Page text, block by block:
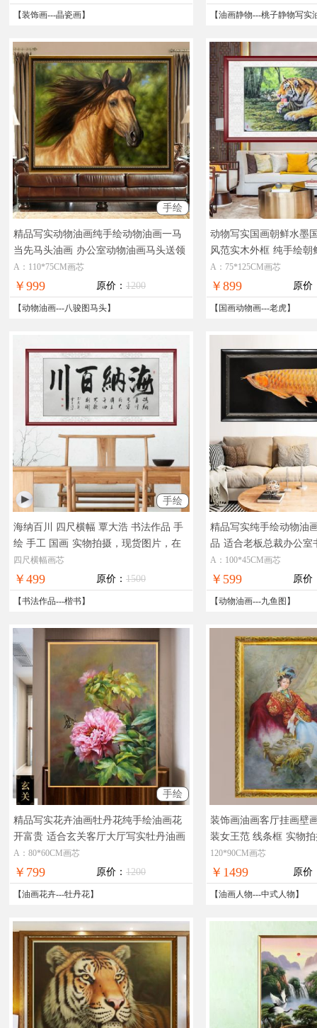
【装饰画---晶瓷画】 【油画静物---桃子静物写实
手绘
精品写实动物油画纯手绘动物油画一马
当先马头油画 办公室动物油画马头送领
导
A：110*75CM画芯
￥999 原价： 1200
【动物油画---八骏图马头】
动物写实国画朝鲜水墨
风范实木外框 纯手绘朝
图
A：75*125CM画芯
￥899 原价
【 国画动物画---老虎】
手绘
海纳百川 四尺横幅 覃大浩 书法作品 手
绘 手工 国画 实物拍摄，现货图片，在
线支付，全国免邮
四尺横幅画芯
￥499 原价： 1500
【书法作品---楷书】
精品写实纯手绘动物油
品 适合老板总裁办公室
作品
A：100*45CM画芯
￥599 原价
【动物油画---九鱼图 】
手绘
精品写实花卉油画牡丹花纯手绘油画花
开富贵 适合玄关客厅大厅写实牡丹油画
A：80*60CM画芯
￥799 原价： 1200
【油画花卉---牡丹花】
装饰画油画客厅挂画壁
装女王范 线条框 实物
在线支付，全国免邮
120*90CM画芯
￥1499 原价
【油画人物---中式人物 】